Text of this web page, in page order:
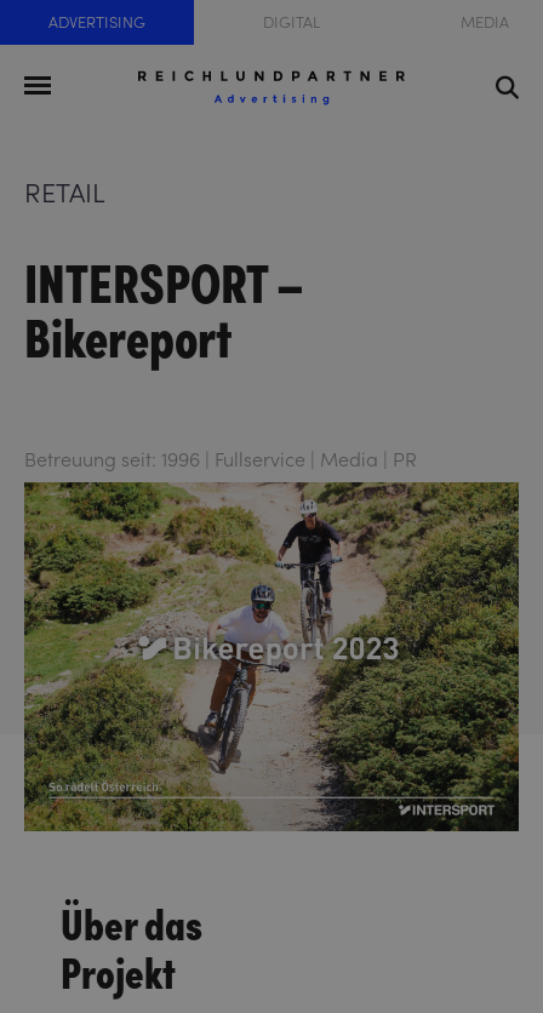
ADVERTISING DIGITAL MEDIA
RETAIL
INTERSPORT –
Bikereport
Betreuung seit: 1996 | Fullservice | Media | PR
Über das
Projekt